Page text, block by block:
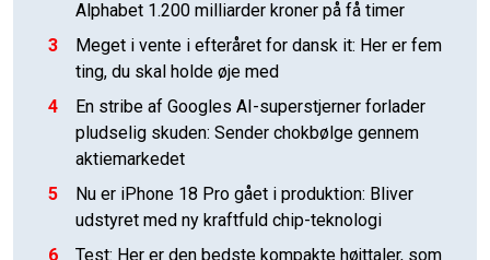
Alphabet 1.200 milliarder kroner på få timer
3
Meget i vente i efteråret for dansk it: Her er fem
ting, du skal holde øje med
4
En stribe af Googles AI-superstjerner forlader
pludselig skuden: Sender chokbølge gennem
aktiemarkedet
5
Nu er iPhone 18 Pro gået i produktion: Bliver
udstyret med ny kraftfuld chip-teknologi
6
Test: Her er den bedste kompakte højttaler, som